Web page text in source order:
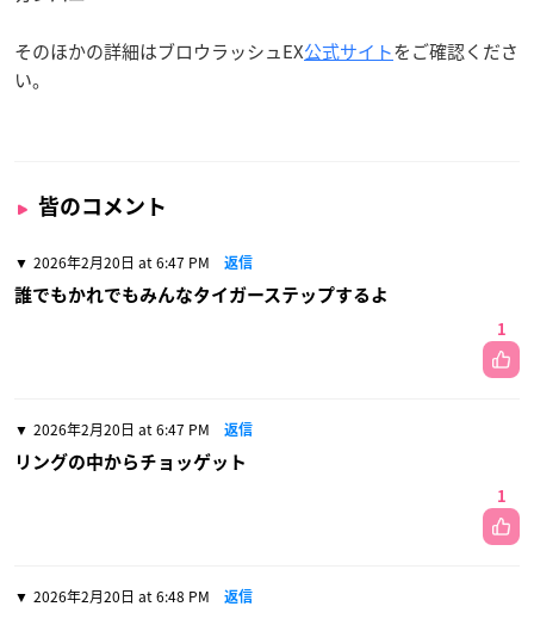
そのほかの詳細はブロウラッシュEX公式サイトをご確認くださ
い。
皆のコメント
2026年2月20日 at 6:47 PM 返信
誰でもかれでもみんなタイガーステップするよ
1
2026年2月20日 at 6:47 PM 返信
リングの中からチョッゲット
1
2026年2月20日 at 6:48 PM 返信